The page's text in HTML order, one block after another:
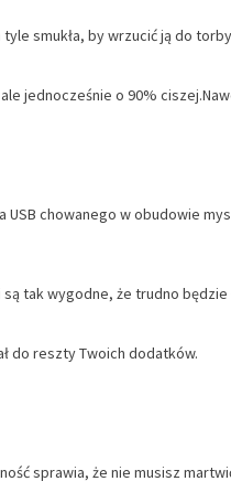
smukła, by wrzucić ją do
jednocześnie o 90%
chowanego w obudowie
tak wygodne, że trudno będzie
do reszty Twoich dodatków.
sprawia, że nie musisz